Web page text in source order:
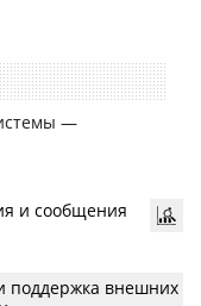
—
и сообщения
поддержка внешних